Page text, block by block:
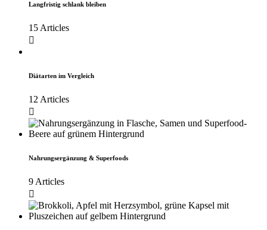
Langfristig schlank bleiben
15 Articles
Diätarten im Vergleich
12 Articles
Nahrungsergänzung & Superfoods
9 Articles